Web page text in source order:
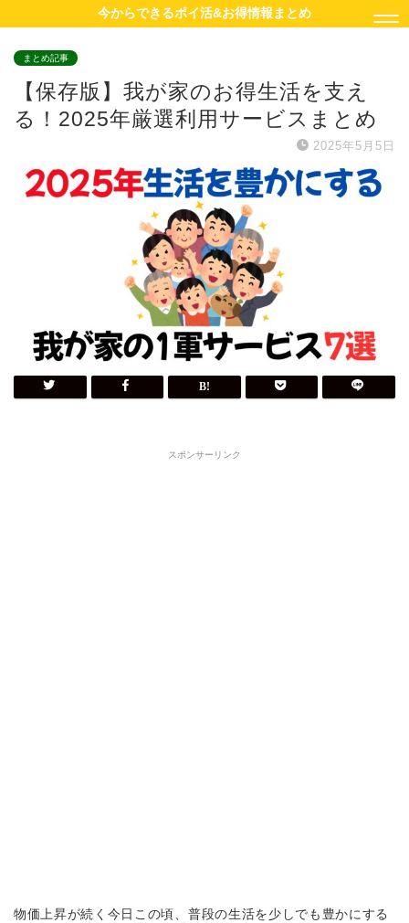
今からできるポイ活&お得情報まとめ
まとめ記事
【保存版】我が家のお得生活を支え
る！2025年厳選利用サービスまとめ
2025年5月5日
スポンサーリンク
物価上昇が続く今日この頃、普段の生活を少しでも豊かにする